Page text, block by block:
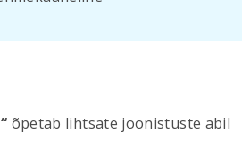
õpetab lihtsate joonistuste abil